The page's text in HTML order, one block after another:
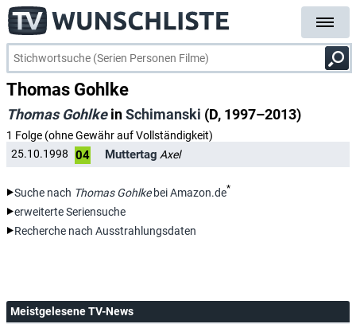
Thomas Gohlke
Thomas GohlkeinSchimanski (D, 1997–2013)
1 Folge (ohne Gewähr auf Vollständigkeit)
25.10.1998
04 Muttertag Axel
Suche nach Thomas Gohlkebei Amazon.de*
erweiterte Seriensuche
Recherche nach Ausstrahlungsdaten
Meistgelesene TV-News